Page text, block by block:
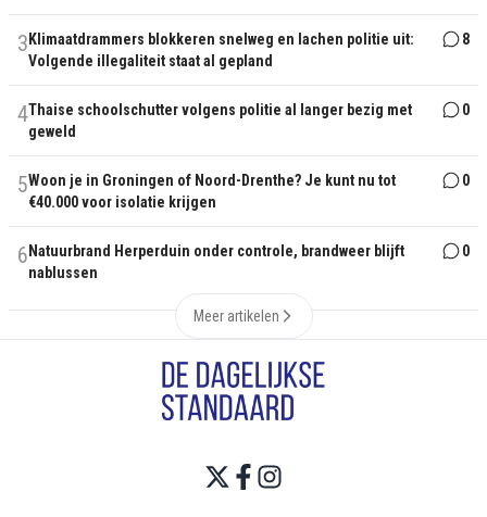
3 Klimaatdrammers blokkeren snelweg en lachen politie uit:
Volgende illegaliteit staat al gepland
8
4Thaise schoolschutter volgens politie al langer bezig met
geweld
0
5Woon je in Groningen of Noord-Drenthe? Je kunt nu tot
€40.000 voor isolatie krijgen
0
6 Natuurbrand Herperduin onder controle, brandweer blijft
nablussen
0
Meer artikelen